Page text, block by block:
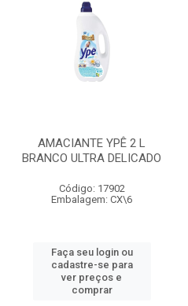
AMACIANTE YPÊ 2 L
BRANCO ULTRA DELICADO
Código: 17902
Embalagem: CX\6
Faça seu login ou
cadastre-se para
ver preços e
comprar